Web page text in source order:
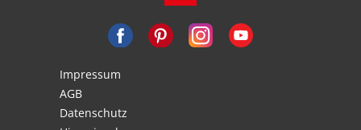
Impressum
AGB
Datenschutz